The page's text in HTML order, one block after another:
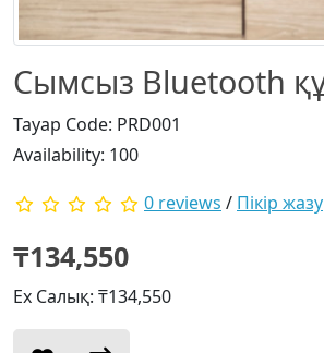
Сымсыз Bluetooth
Тауар Code: PRD001
Availability: 100
0 reviews / Пікір жазу
₸134,550
Ex Салық: ₸134,550